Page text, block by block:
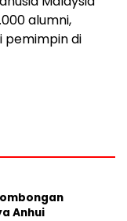
alumni,
pemimpin di
Anhui